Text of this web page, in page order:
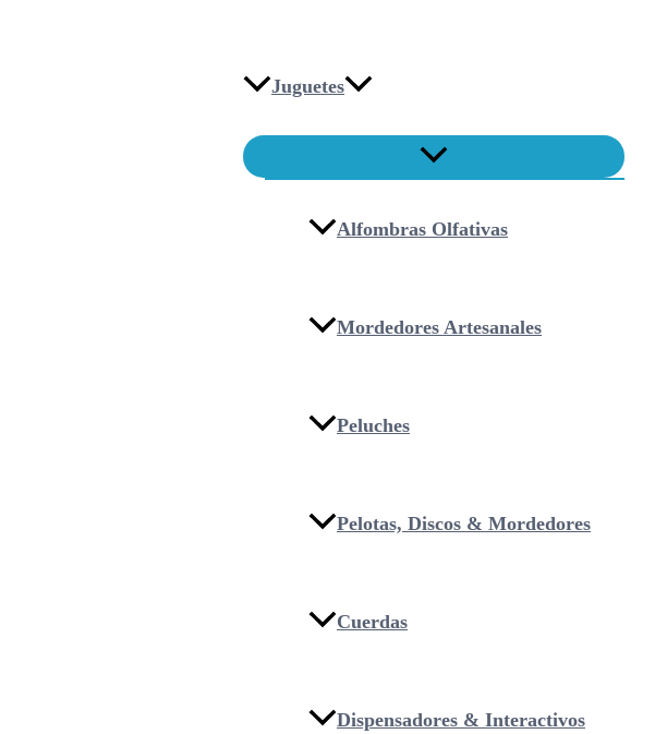
Juguetes
Alfombras Olfativas
Mordedores Artesanales
Peluches
Pelotas, Discos & Mordedores
Cuerdas
Dispensadores & Interactivos